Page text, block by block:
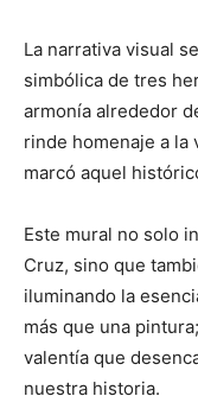
La narrativa visual
simbólica de tres
armonía alrededor
rinde homenaje a
marcó aquel
Este mural no solo
Cruz, sino que
iluminando la
más que una
valentía que
nuestra historia.